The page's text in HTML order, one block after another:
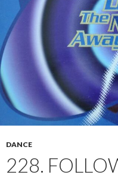
DANCE
228.